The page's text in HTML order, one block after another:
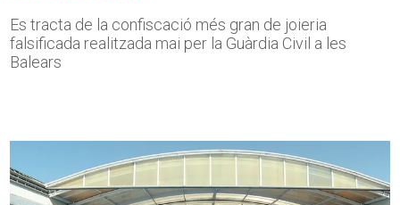
Es tracta de la confiscació més gran de joieria
falsificada realitzada mai per la Guàrdia Civil a les
Balears